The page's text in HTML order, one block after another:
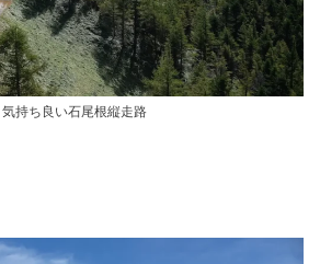
気持ち良い石尾根縦走路